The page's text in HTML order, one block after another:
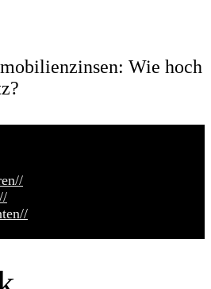
Wie hoch
//
//
//